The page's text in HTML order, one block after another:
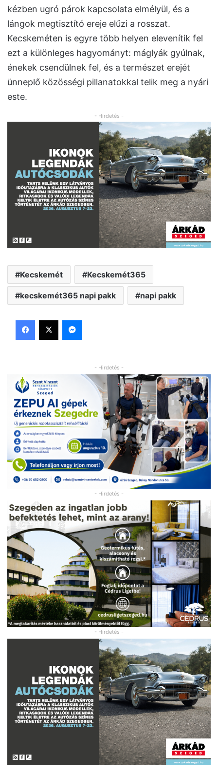
kézben ugró párok kapcsolata elmélyül, és a
lángok megtisztító ereje elűzi a rosszat.
Kecskeméten is egyre több helyen elevenítik fel
ezt a különleges hagyományt: máglyák gyúlnak,
énekek csendülnek fel, és a természet erejét
ünneplő közösségi pillanatokkal telik meg a nyári
este.
- Hirdetés -
Kecskemét Kecskemét365
kecskemét365 napi pakk napi pakk
Facebook
X Messenger
- Hirdetés -
- Hirdetés -
- Hirdetés -